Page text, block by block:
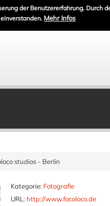
der Benutzererfahrung. Durch
Mehr Infos
studios - Berlin
Kategorie: Fotografie
URL: http://www.focoloco.de